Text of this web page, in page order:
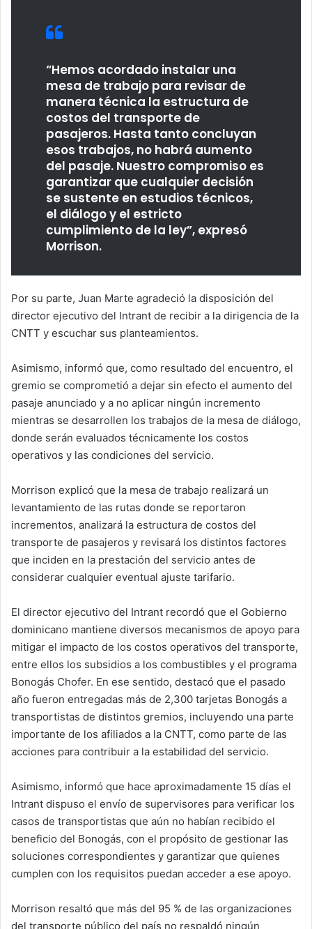
“Hemos acordado instalar una
mesa de trabajo para revisar de
manera técnica la estructura de
costos del transporte de
pasajeros. Hasta tanto concluyan
esos trabajos, no habrá aumento
del pasaje. Nuestro compromiso es
garantizar que cualquier decisión
se sustente en estudios técnicos,
el diálogo y el estricto
cumplimiento de la ley”, expresó
Morrison.
Por su parte, Juan Marte agradeció la disposición del
director ejecutivo del Intrant de recibir a la dirigencia de la
CNTT y escuchar sus planteamientos.
Asimismo, informó que, como resultado del encuentro, el
gremio se comprometió a dejar sin efecto el aumento del
pasaje anunciado y a no aplicar ningún incremento
mientras se desarrollen los trabajos de la mesa de diálogo,
donde serán evaluados técnicamente los costos
operativos y las condiciones del servicio.
Morrison explicó que la mesa de trabajo realizará un
levantamiento de las rutas donde se reportaron
incrementos, analizará la estructura de costos del
transporte de pasajeros y revisará los distintos factores
que inciden en la prestación del servicio antes de
considerar cualquier eventual ajuste tarifario.
El director ejecutivo del Intrant recordó que el Gobierno
dominicano mantiene diversos mecanismos de apoyo para
mitigar el impacto de los costos operativos del transporte,
entre ellos los subsidios a los combustibles y el programa
Bonogás Chofer. En ese sentido, destacó que el pasado
año fueron entregadas más de 2,300 tarjetas Bonogás a
transportistas de distintos gremios, incluyendo una parte
importante de los afiliados a la CNTT, como parte de las
acciones para contribuir a la estabilidad del servicio.
Asimismo, informó que hace aproximadamente 15 días el
Intrant dispuso el envío de supervisores para verificar los
casos de transportistas que aún no habían recibido el
beneficio del Bonogás, con el propósito de gestionar las
soluciones correspondientes y garantizar que quienes
cumplen con los requisitos puedan acceder a ese apoyo.
Morrison resaltó que más del 95 % de las organizaciones
del transporte público del país no respaldó ningún